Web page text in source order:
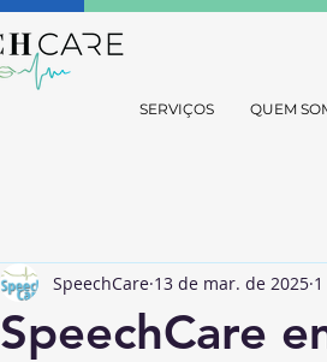
SERVIÇOS QUEM
SpeechCare
SpeechCare 13 de mar. de 2025